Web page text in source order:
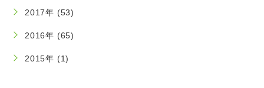
2017年 (53)
2016年 (65)
2015年 (1)